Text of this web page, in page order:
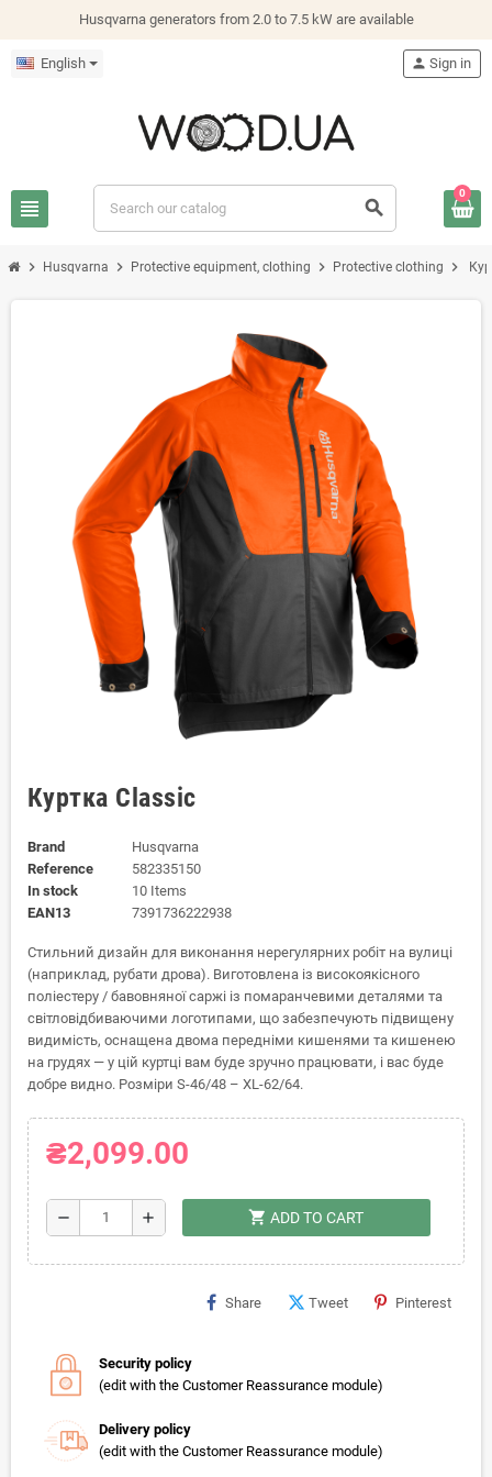
Husqvarna generators from 2.0 to 7.5 kW are available
English
view_headline search
person Sign in
0
chevron_right Husqvarna chevron_right Protective equipment, clothing chevron_right Protective clothing chevron_right
Куртка Classic
Brand
Husqvarna
Reference
582335150
In stock
10 Items
EAN13
7391736222938
Стильний дизайн для виконання нерегулярних робіт на вулиці
(наприклад, рубати дрова). Виготовлена із високоякісного
поліестеру / бавовняної саржі із помаранчевими деталями та
світловідбиваючими логотипами, що забезпечують підвищену
видимість, оснащена двома передніми кишенями та кишенею
на грудях — у цій куртці вам буде зручно працювати, і вас буде
добре видно. Розміри S-46/48 – XL-62/64.
₴2,099.00
remove add shopping_cart ADD TO CART
Share Tweet Pinterest
Security policy
(edit with the Customer Reassurance module)
Delivery policy
(edit with the Customer Reassurance module)